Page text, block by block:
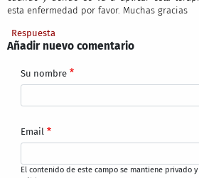
esta enfermedad por favor. Muchas gracias
Respuesta
Añadir nuevo comentario
Su nombre
Email
El contenido de este campo se mantiene privado